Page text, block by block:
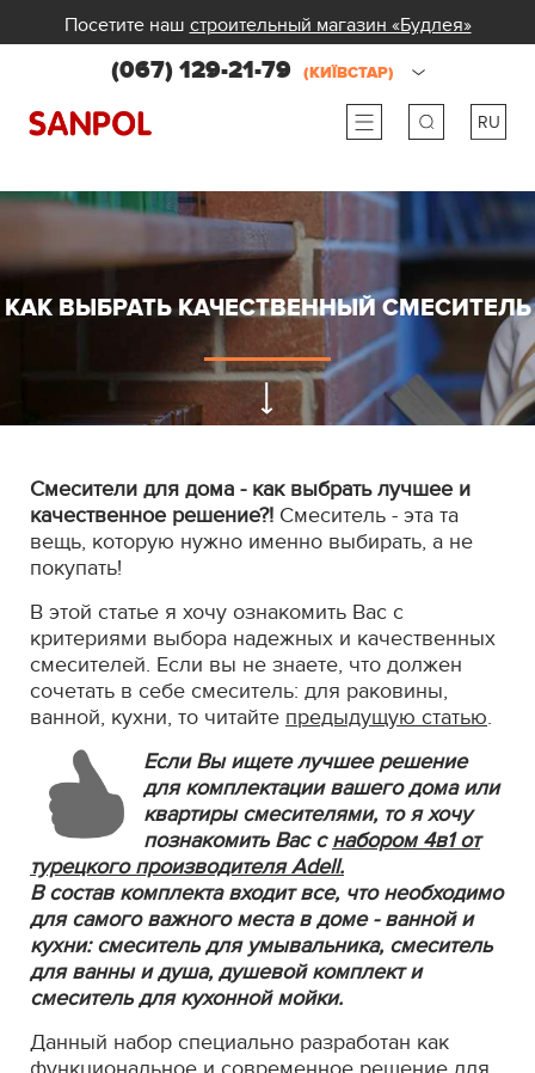
Посетите наш строительный магазин «Будлея»
(067) 129-21-79 (КИЇВСТАР)
RU
ua
КАК ВЫБРАТЬ КАЧЕСТВЕННЫЙ СМЕСИТЕЛЬ
Смесители для дома - как выбрать лучшее и
качественное решение?! Смеситель - эта та
вещь, которую нужно именно выбирать, а не
покупать!
В этой статье я хочу ознакомить Вас с
критериями выбора надежных и качественных
смесителей. Если вы не знаете, что должен
сочетать в себе смеситель: для раковины,
ванной, кухни, то читайте предыдущую статью.
Если Вы ищете лучшее решение
для комплектации вашего дома или
квартиры смесителями, то я хочу
познакомить Вас снабором 4в1 от
турецкого производителя Adell.
В состав комплекта входит все, что необходимо
для самого важного места в доме - ванной и
кухни: смеситель для умывальника, смеситель
для ванны и душа, душевой комплект и
смеситель для кухонной мойки.
Данный набор специально разработан как